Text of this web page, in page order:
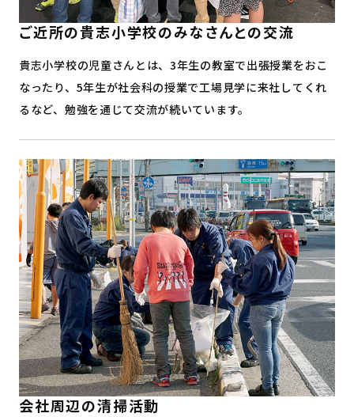
ご近所の貴志小学校のみなさんとの交流
貴志小学校の児童さんとは、3年生の教室で出張授業をおこ
なったり、5年生が社会科の授業で工場見学に来社してくれ
るなど、勉強を通じて交流が続いています。
会社周辺の清掃活動